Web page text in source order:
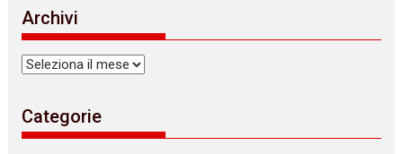
Archivi
Archivi
Categorie